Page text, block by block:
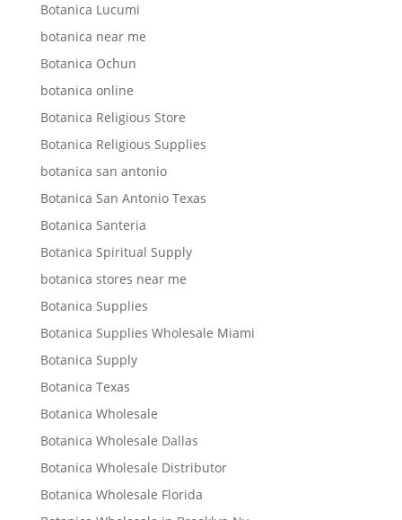
Botanica Lucumi
botanica near me
Botanica Ochun
botanica online
Botanica Religious Store
Botanica Religious Supplies
botanica san antonio
Botanica San Antonio Texas
Botanica Santeria
Botanica Spiritual Supply
botanica stores near me
Botanica Supplies
Botanica Supplies Wholesale Miami
Botanica Supply
Botanica Texas
Botanica Wholesale
Botanica Wholesale Dallas
Botanica Wholesale Distributor
Botanica Wholesale Florida